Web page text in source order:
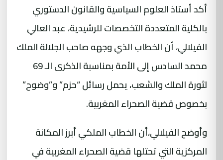
أكد أستاذ العلوم السياسية والقانون الدستوري
بالكلية المتعددة التخصصات للرشيدية، عبد العالي
الفيلالي، أن الخطاب الذي وجهه صاحب الجلالة الملك
محمد السادس إلى الأمة بمناسبة الذكرى الـ 69
لثورة الملك والشعب، يحمل رسائل “حزم” و”وضوح”
بخصوص قضية الصحراء المغربية.
وأوضح الفيلالي،أن الخطاب الملكي أبرز المكانة
المركزية التي تحتلها قضية الصحراء المغربية في